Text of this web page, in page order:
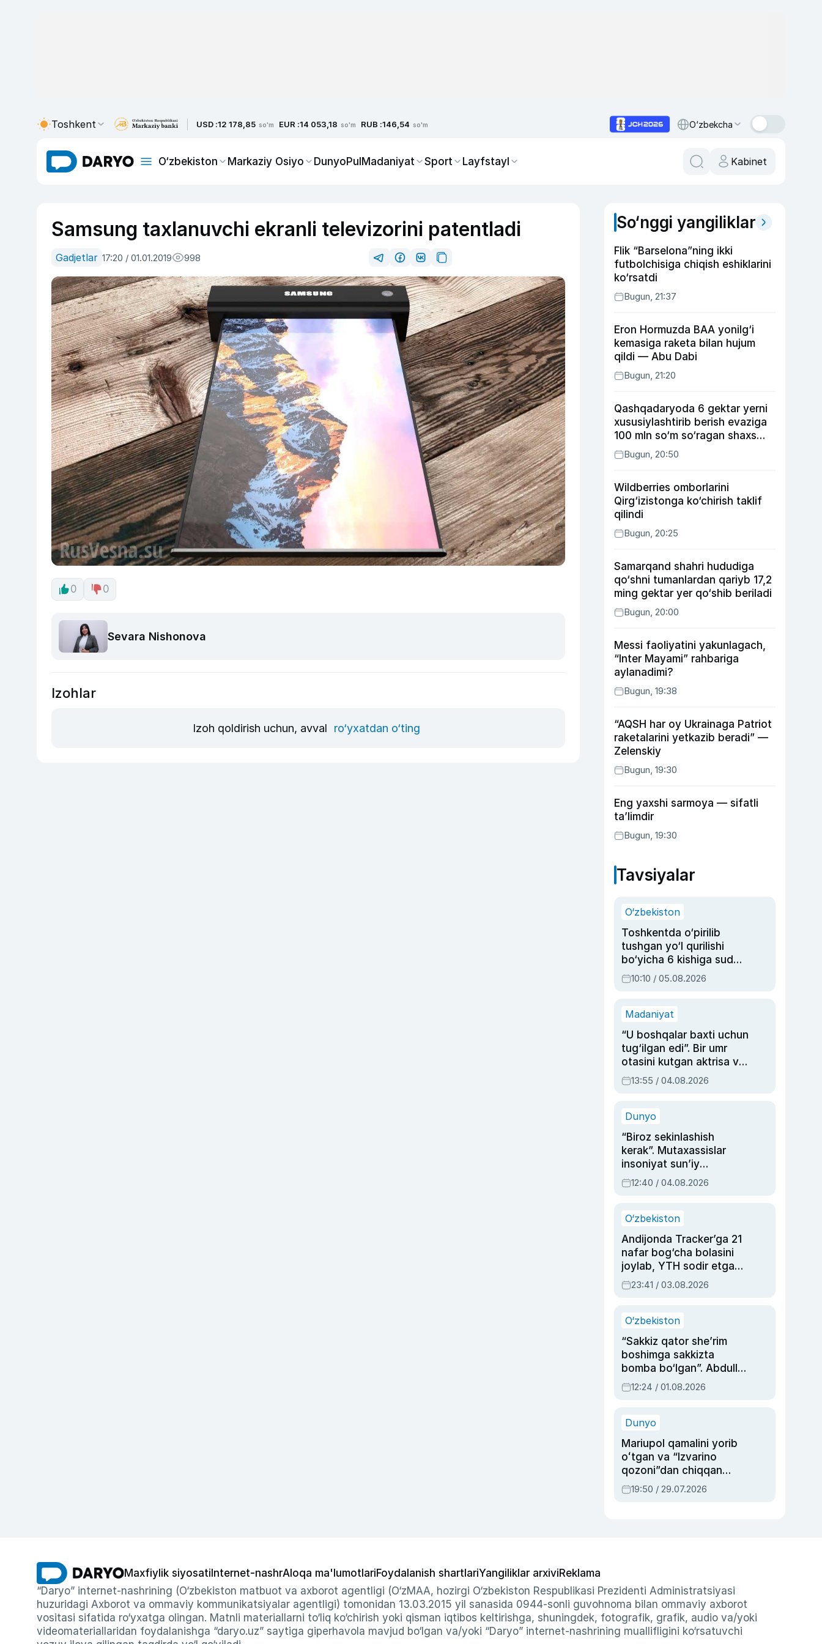
Toshkent USD :12 178,85 so'm EUR :14 053,18 so'm RUB :146,54 so'm O‘zbekcha
O‘zbekiston Markaziy Osiyo DunyoPulMadaniyat Sport Layfstayl Kabinet
Samsung taxlanuvchi ekranli televizorini patentladi
Gadjetlar 17:20 / 01.01.2019 998
0 0
Sevara Nishonova
Izohlar
Izoh qoldirish uchun, avval ro‘yxatdan o‘ting
So‘nggi yangiliklar
Flik “Barselona”ning ikki
futbolchisiga chiqish eshiklarini
ko‘rsatdi
Bugun, 21:37
Eron Hormuzda BAA yonilg‘i
kemasiga raketa bilan hujum
qildi — Abu Dabi
Bugun, 21:20
Qashqadaryoda 6 gektar yerni
xususiylashtirib berish evaziga
100 mln so‘m so‘ragan shaxs
ushlandi
Bugun, 20:50
Wildberries omborlarini
Qirg‘izistonga ko‘chirish taklif
qilindi
Bugun, 20:25
Samarqand shahri hududiga
qo‘shni tumanlardan qariyb 17,2
ming gektar yer qo‘shib beriladi
Bugun, 20:00
Messi faoliyatini yakunlagach,
“Inter Mayami” rahbariga
aylanadimi?
Bugun, 19:38
“AQSH har oy Ukrainaga Patriot
raketalarini yetkazib beradi” —
Zelenskiy
Bugun, 19:30
Eng yaxshi sarmoya — sifatli
ta’limdir
Bugun, 19:30
Tavsiyalar
O‘zbekiston
Toshkentda o‘pirilib
tushgan yo‘l qurilishi
bo‘yicha 6 kishiga sud
hukmi o‘qildi
10:10 / 05.08.2026
Madaniyat
“U boshqalar baxti uchun
tug‘ilgan edi”. Bir umr
otasini kutgan aktrisa va
dublyaj ustasi Rimma
Ahmedovaning
13:55 / 04.08.2026
Dunyo
“Biroz sekinlashish
kerak”. Mutaxassislar
insoniyat sun’iy
intellektni boshqara
olmay qolishidan xavotir
12:40 / 04.08.2026
O‘zbekiston
Andijonda Tracker’ga 21
nafar bog‘cha bolasini
joylab, YTH sodir etgan
ayolga sud hukmi o‘qildi
23:41 / 03.08.2026
O‘zbekiston
“Sakkiz qator she’rim
boshimga sakkizta
bomba bo‘lgan”. Abdulla
Oripovni siyosiy
ayblovlardan asrab
12:24 / 01.08.2026
Dunyo
Mariupol qamalini yorib
oʻtgan va “Izvarino
qozoni”dan chiqqan
qahramon — Ukraina
armiyasi bosh
19:50 / 29.07.2026
Maxfiylik siyosati Internet-nashrAloqa ma'lumotlariFoydalanish shartlariYangiliklar arxiviReklama
“Daryo” internet-nashrining (O‘zbekiston matbuot va axborot agentligi (O‘zMAA, hozirgi O‘zbekiston Respublikasi Prezidenti Administratsiyasi
huzuridagi Axborot va ommaviy kommunikatsiyalar agentligi) tomonidan 13.03.2015 yil sanasida 0944-sonli guvohnoma bilan ommaviy axborot
vositasi sifatida ro‘yxatga olingan. Matnli materiallarni to‘liq ko‘chirish yoki qisman iqtibos keltirishga, shuningdek, fotografik, grafik, audio va/yoki
videomateriallaridan foydalanishga “daryo.uz” saytiga giperhavola mavjud bo‘lgan va/yoki “Daryo” internet-nashrining muallifligini ko‘rsatuvchi